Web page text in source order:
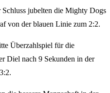
jubelten die Mighty Dogs
von der blauen Linie zum 2:2.
Überzahlspiel für die
Diel nach 9 Sekunden in der